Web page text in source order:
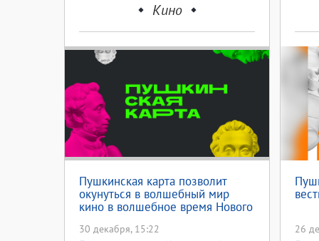
Кино
Пушкинская карта позволит
окунуться в волшебный мир
кино в волшебное время Нового
30 декабря, 15:22
26